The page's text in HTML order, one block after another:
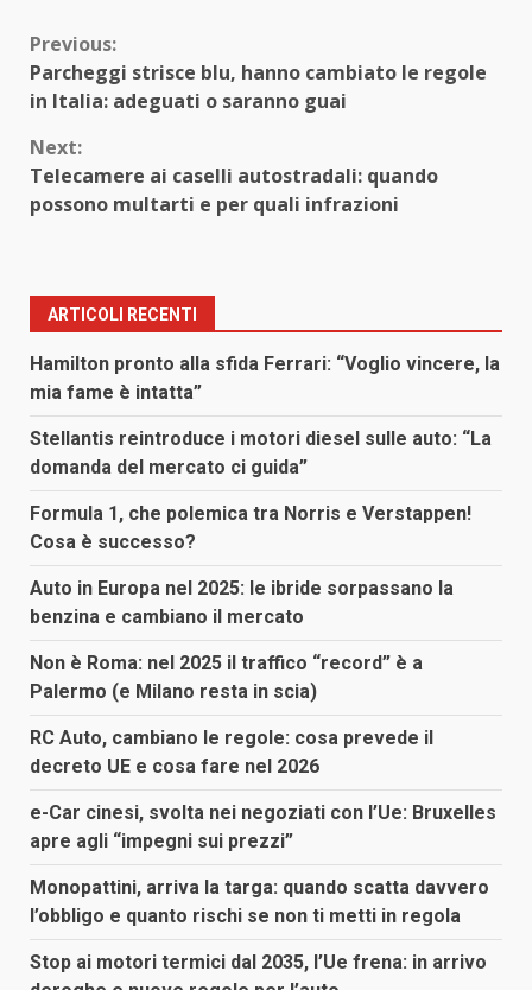
Continue
Reading
Previous:
Parcheggi strisce blu, hanno cambiato le regole
in Italia: adeguati o saranno guai
Next:
Telecamere ai caselli autostradali: quando
possono multarti e per quali infrazioni
ARTICOLI RECENTI
Hamilton pronto alla sfida Ferrari: “Voglio vincere, la
mia fame è intatta”
Stellantis reintroduce i motori diesel sulle auto: “La
domanda del mercato ci guida”
Formula 1, che polemica tra Norris e Verstappen!
Cosa è successo?
Auto in Europa nel 2025: le ibride sorpassano la
benzina e cambiano il mercato
Non è Roma: nel 2025 il traffico “record” è a
Palermo (e Milano resta in scia)
RC Auto, cambiano le regole: cosa prevede il
decreto UE e cosa fare nel 2026
e-Car cinesi, svolta nei negoziati con l’Ue: Bruxelles
apre agli “impegni sui prezzi”
Monopattini, arriva la targa: quando scatta davvero
l’obbligo e quanto rischi se non ti metti in regola
Stop ai motori termici dal 2035, l’Ue frena: in arrivo